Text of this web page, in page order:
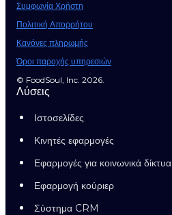
Συμφωνία Χρήστη
Πολιτική Απορρήτου
Κανόνες πληρωμής
Όροι παροχής υπηρεσιών
© FoodSoul, Inc. 2026.
Λύσεις
Ιστοσελίδες
Κινητές εφαρμογές
Εφαρμογές για κοινωνικά δίκτυα
Εφαρμογή κούριερ
Σύστημα CRM